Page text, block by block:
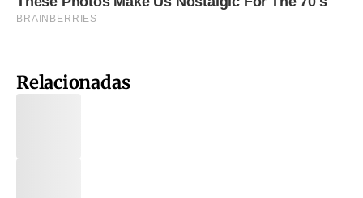
Relacionadas